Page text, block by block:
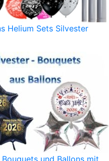
Helium Sets Silvester
und Ballons mit